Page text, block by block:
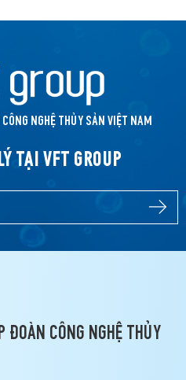
NGHỆ THỦY SẢN VIỆT NAM
TẠI VFT GROUP
ĐOÀN CÔNG NGHỆ THỦY